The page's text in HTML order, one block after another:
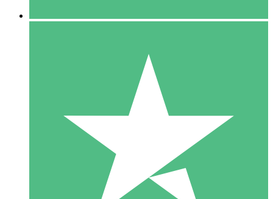
10 Descargas
20 00